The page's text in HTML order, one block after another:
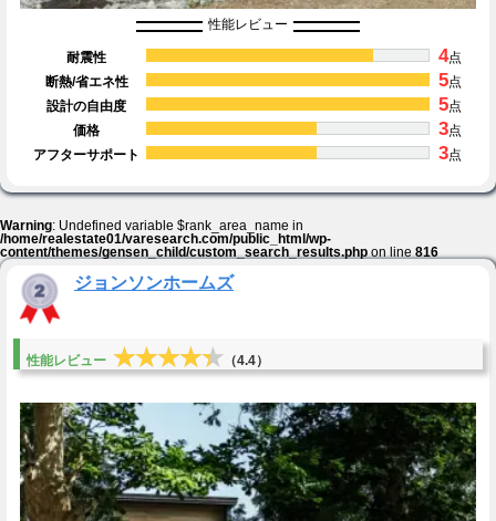
性能レビュー
耐震性 4点
断熱/省エネ性
5点
設計の自由度
5点
価格
3点
アフターサポート
3点
Warning: Undefined variable $rank_area_name in
/home/realestate01/varesearch.com/public_html/wp-
content/themes/gensen_child/custom_search_results.phpon line816
ジョンソンホームズ
性能レビュー ★★★★★
★★★★★ （4.4）